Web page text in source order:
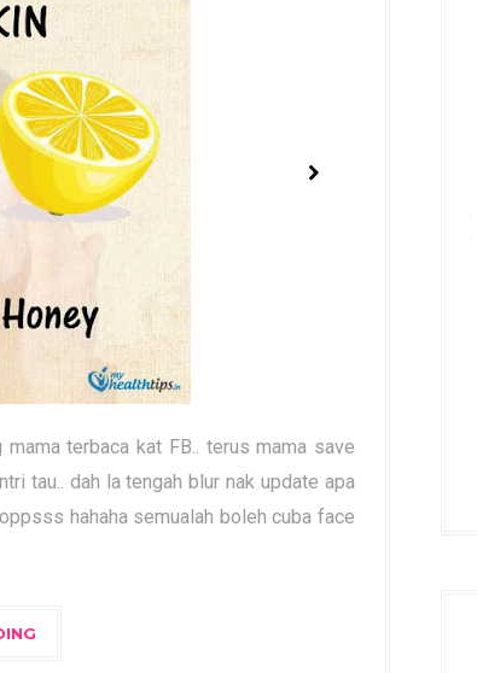
terbaca kat FB.. terus mama save
tau.. dah la tengah blur nak update apa
hahaha semualah boleh cuba face